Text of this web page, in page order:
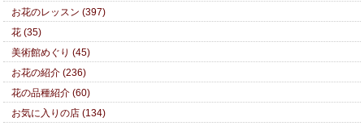
お花のレッスン (397)
花 (35)
美術館めぐり (45)
お花の紹介 (236)
花の品種紹介 (60)
お気に入りの店 (134)